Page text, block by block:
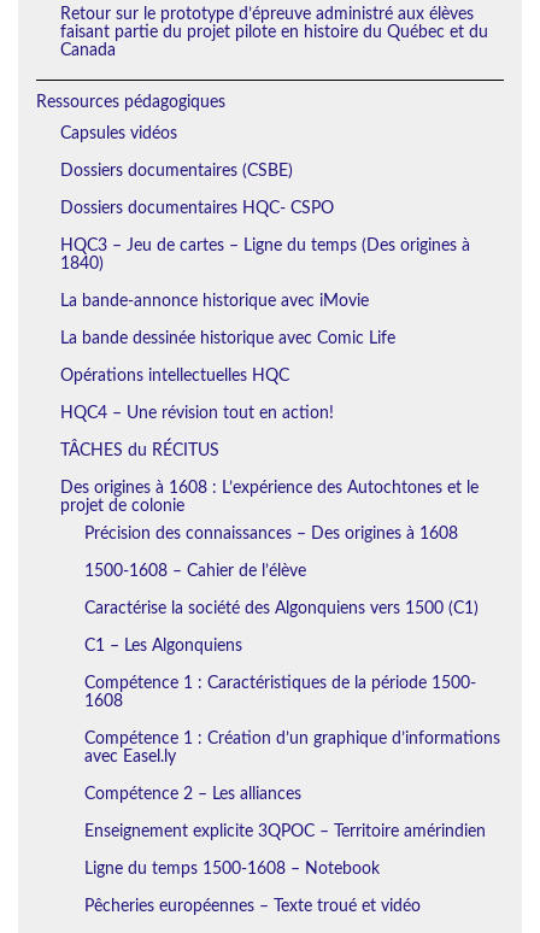
Retour sur le prototype d’épreuve administré aux élèves
faisant partie du projet pilote en histoire du Québec et du
Canada
Ressources pédagogiques
Capsules vidéos
Dossiers documentaires (CSBE)
Dossiers documentaires HQC- CSPO
HQC3 – Jeu de cartes – Ligne du temps (Des origines à
1840)
La bande-annonce historique avec iMovie
La bande dessinée historique avec Comic Life
Opérations intellectuelles HQC
HQC4 – Une révision tout en action!
TÂCHES du RÉCITUS
Des origines à 1608 : L’expérience des Autochtones et le
projet de colonie
Précision des connaissances – Des origines à 1608
1500-1608 – Cahier de l’élève
Caractérise la société des Algonquiens vers 1500 (C1)
C1 – Les Algonquiens
Compétence 1 : Caractéristiques de la période 1500-
1608
Compétence 1 : Création d’un graphique d’informations
avec Easel.ly
Compétence 2 – Les alliances
Enseignement explicite 3QPOC – Territoire amérindien
Ligne du temps 1500-1608 – Notebook
Pêcheries européennes – Texte troué et vidéo